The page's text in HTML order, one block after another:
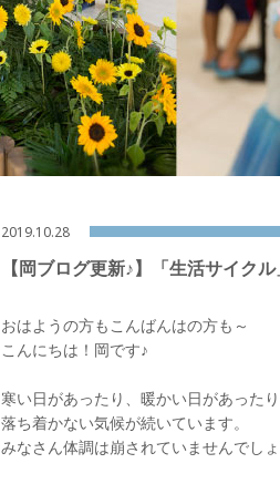
2019.10.28
【岡ブログ更新♪】「生活サイク
おはようの方もこんばんはの方も～
こんにちは！岡です♪
寒い日があったり、暖かい日があった
落ち着かない気候が続いています。
みなさん体調は崩されていませんでし